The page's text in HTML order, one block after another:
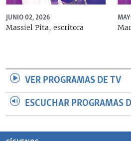
JUNIO 02, 2026
Massiel Pita, escritora
VER PROGRAMAS DE TV
ESCUCHAR PROGRAMAS